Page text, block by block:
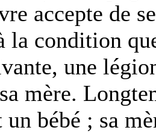
accepte de
condition
une
mère.
bébé ; sa